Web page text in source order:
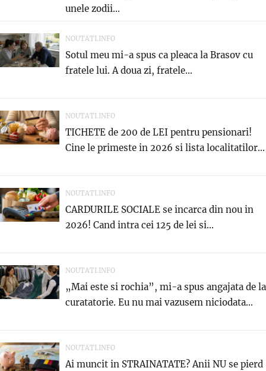
unele zodii...
NOUTATI.INFO
Sotul meu mi-a spus ca pleaca la Brasov cu
fratele lui. A doua zi, fratele...
NOUTATI.INFO
TICHETE de 200 de LEI pentru pensionari!
Cine le primeste in 2026 si lista localitatilor...
NOUTATI.INFO
CARDURILE SOCIALE se incarca din nou in
2026! Cand intra cei 125 de lei si...
NOUTATI.INFO
„Mai este si rochia”, mi-a spus angajata de la
curatatorie. Eu nu mai vazusem niciodata...
NOUTATI.INFO
Ai muncit in STRAINATATE? Anii NU se pierd